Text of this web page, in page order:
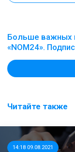
Больше важных
«NOM24».
Читайте также
14:18 09.08.2021